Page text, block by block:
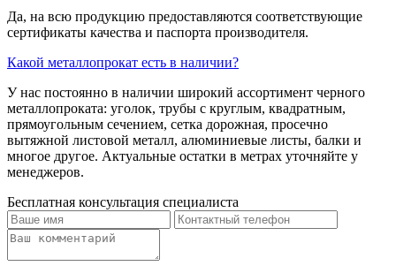
Да, на всю продукцию предоставляются соответствующие
сертификаты качества и паспорта производителя.
Какой металлопрокат есть в наличии?
У нас постоянно в наличии широкий ассортимент черного
металлопроката: уголок, трубы с круглым, квадратным,
прямоугольным сечением, сетка дорожная, просечно
вытяжной листовой металл, алюминиевые листы, балки и
многое другое. Актуальные остатки в метрах уточняйте у
менеджеров.
Бесплатная консультация специалиста